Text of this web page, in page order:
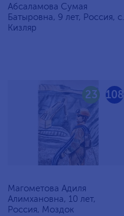
Абсаламова Сумая
Батыровна, 9 лет, Россия, с.
Кизляр
108
23
Магометова Адиля
Алимхановна, 10 лет,
Россия, Моздок